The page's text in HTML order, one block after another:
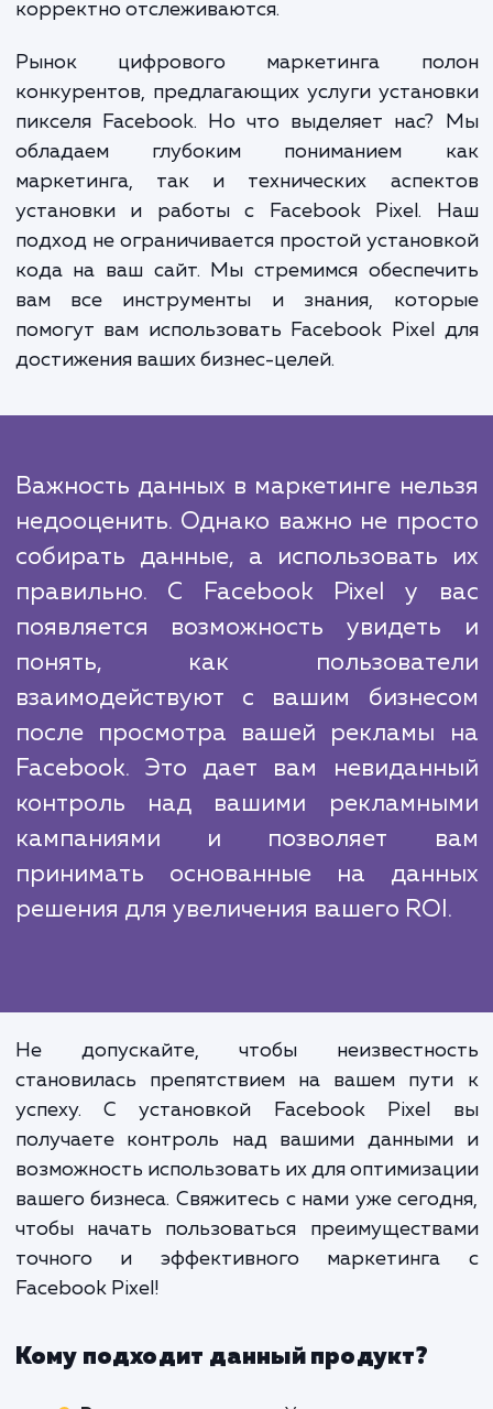
корзину, совершение покупки и так далее.
события могут быть настроены
для вашего бизнеса, исходя из ваших
типа бизнеса.
После установки и настройки мы
тестирование для убедиться в
работе пикселя Facebook. Все
корректно передаются и
вашем аккаунте Facebook Ads, а все
корректно отслеживаются.
обладаем глубоким пониманием
маркетинга, так и технических
установки и работы с Facebook Pixel.
подход не ограничивается простой
кода на ваш сайт. Мы стремимся
вам все инструменты и знания,
помогут вам использовать Facebook Pixel
достижения ваших бизнес-целей.
Важность данных в маркетинге
недооценить. Однако важно не
понять, как
взаимодействуют с вашим
после просмотра вашей
Facebook. Это дает вам
контроль над вашими
кампаниями и позволяет
принимать основанные на
решения для увеличения вашего